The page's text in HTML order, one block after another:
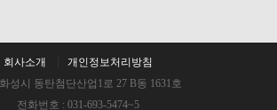
회사소개
개인정보처리방침
성시 동탄첨단산업1로 27 B동 1631호
전화번호 : 031-693-5474~5